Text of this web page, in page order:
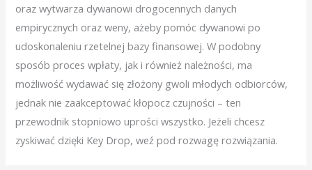
oraz wytwarza dywanowi drogocennych danych
empirycznych oraz weny, ażeby pomóc dywanowi po
udoskonaleniu rzetelnej bazy finansowej. W podobny
sposób proces wpłaty, jak i również należności, ma
możliwość wydawać się złożony gwoli młodych odbiorców,
jednak nie zaakceptować kłopocz czujności – ten
przewodnik stopniowo uprości wszystko. Jeżeli chcesz
zyskiwać dzięki Key Drop, weź pod rozwagę rozwiązania.